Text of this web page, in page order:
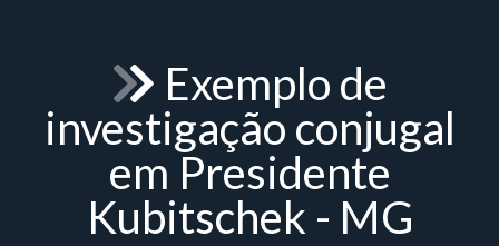
Exemplo de
investigação conjugal
em Presidente
Kubitschek - MG